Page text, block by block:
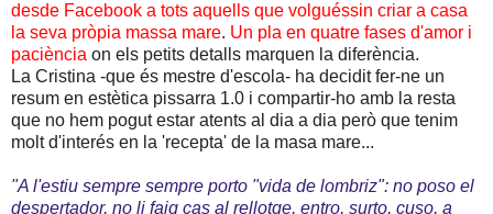
desde Facebook a tots aquells que volguéssin criar a casa
la seva pròpia massa mare. Un pla en quatre fases d'amor i
paciència on els petits detalls marquen la diferència.
La Cristina -que és mestre d'escola- ha decidit fer-ne un
resum en estètica pissarra 1.0 i compartir-ho amb la resta
que no hem pogut estar atents al dia a dia però que tenim
molt d'interés en la 'recepta' de la masa mare...
"A l'estiu sempre sempre porto "vida de lombriz": no poso el
despertador, no li faig cas al rellotge, entro, surto, cuso, a